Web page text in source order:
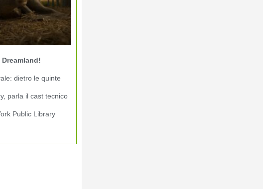
dietro le quinte
parla il cast tecnico
Public Library